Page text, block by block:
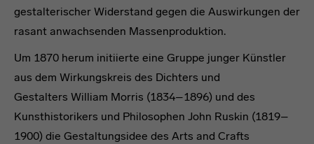
gestalterischer Widerstand gegen die Auswirkungen der
rasant anwachsenden Massenproduktion.
Um 1870 herum initiierte eine Gruppe junger Künstler
aus dem Wirkungskreis des Dichters und
Gestalters William Morris (1834–1896) und des
Kunsthistorikers und Philosophen John Ruskin (1819–
1900) die Gestaltungsidee des Arts and Crafts